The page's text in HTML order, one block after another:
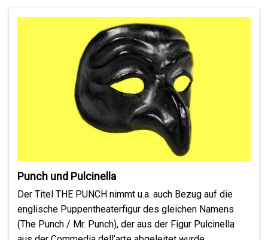
Punch und Pulcinella
Der Titel THE PUNCH nimmt u.a. auch Bezug auf die
englische Puppentheaterfigur des gleichen Namens
(The Punch / Mr. Punch), der aus der Figur Pulcinella